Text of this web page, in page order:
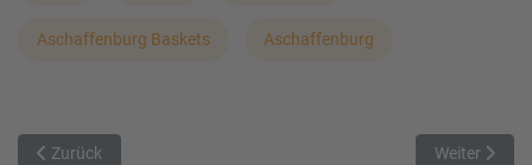
Aschaffenburg Baskets Aschaffenburg
Vorheriger Beitrag: hapa Ansbach Piranhas - TVA Augsburg
Zurück Nächster
Weiter